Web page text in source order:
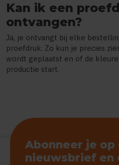
Kan ik een
ontvangen?
Ja, je ontvangt bij elke
proefdruk. Zo kun je precies
wordt geplaatst en of de
productie start.
Abonneer je op
nieuwsbrief en